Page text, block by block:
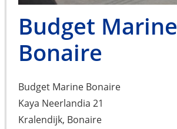
Budget Marine
Bonaire
Budget Marine Bonaire
Kaya Neerlandia 21
Kralendijk, Bonaire